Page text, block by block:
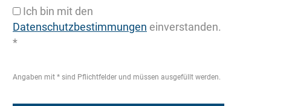
Ich bin mit den
Datenschutzbestimmungen einverstanden.
*
Angaben mit * sind Pflichtfelder und müssen ausgefüllt werden.